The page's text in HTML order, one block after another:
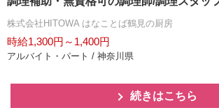
株式会社HITOWA はなことば鶴見の厨房
時給1,300円～1,400円
アルバイト・パート / 神奈川県
続きはこちら